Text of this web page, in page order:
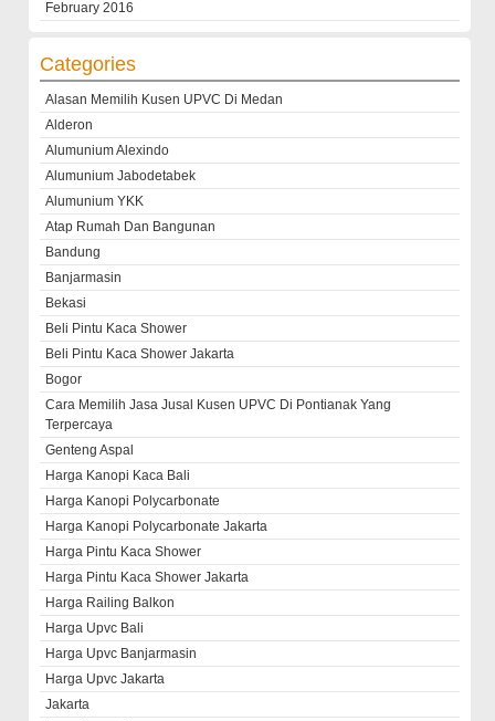
February 2016
Categories
Alasan Memilih Kusen UPVC Di Medan
Alderon
Alumunium Alexindo
Alumunium Jabodetabek
Alumunium YKK
Atap Rumah Dan Bangunan
Bandung
Banjarmasin
Bekasi
Beli Pintu Kaca Shower
Beli Pintu Kaca Shower Jakarta
Bogor
Cara Memilih Jasa Jusal Kusen UPVC Di Pontianak Yang
Terpercaya
Genteng Aspal
Harga Kanopi Kaca Bali
Harga Kanopi Polycarbonate
Harga Kanopi Polycarbonate Jakarta
Harga Pintu Kaca Shower
Harga Pintu Kaca Shower Jakarta
Harga Railing Balkon
Harga Upvc Bali
Harga Upvc Banjarmasin
Harga Upvc Jakarta
Jakarta